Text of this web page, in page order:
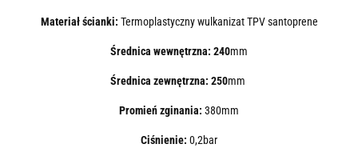
Materiał ścianki: Termoplastyczny wulkanizat TPV santoprene
Średnica wewnętrzna: 240mm
Średnica zewnętrzna: 250mm
Promień zginania: 380mm
Ciśnienie: 0,2bar